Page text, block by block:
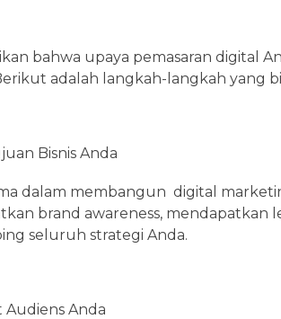
bahwa upaya pemasaran digital
adalah langkah-langkah yang
Bisnis Anda
dalam membangun digital
brand awareness,
seluruh strategi Anda.
Audiens Anda